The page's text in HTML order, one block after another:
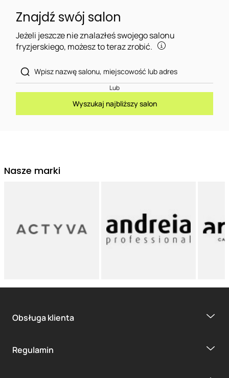
Znajdź swój salon
Jeżeli jeszcze nie znalazłeś swojego salonu
fryzjerskiego, możesz to teraz zrobić.
Lub
Wyszukaj najbliższy salon
Nasze marki
Obsługa klienta
Regulamin